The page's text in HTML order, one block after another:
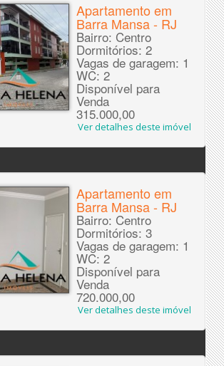
Apartamento em
Barra Mansa - RJ
Bairro: Centro
Dormitórios: 2
Vagas de garagem: 1
WC: 2
Disponível para
Venda
315.000,00
Ver detalhes deste imóvel
Apartamento em
Barra Mansa - RJ
Bairro: Centro
Dormitórios: 3
Vagas de garagem: 1
WC: 2
Disponível para
Venda
720.000,00
Ver detalhes deste imóvel